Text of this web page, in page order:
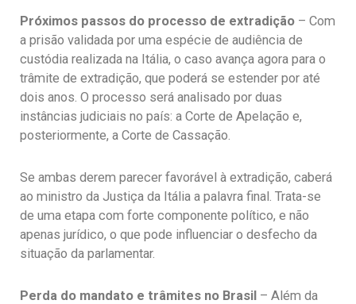
Próximos passos do processo de extradição – Com
a prisão validada por uma espécie de audiência de
custódia realizada na Itália, o caso avança agora para o
trâmite de extradição, que poderá se estender por até
dois anos. O processo será analisado por duas
instâncias judiciais no país: a Corte de Apelação e,
posteriormente, a Corte de Cassação.
Se ambas derem parecer favorável à extradição, caberá
ao ministro da Justiça da Itália a palavra final. Trata-se
de uma etapa com forte componente político, e não
apenas jurídico, o que pode influenciar o desfecho da
situação da parlamentar.
Perda do mandato e trâmites no Brasil – Além da